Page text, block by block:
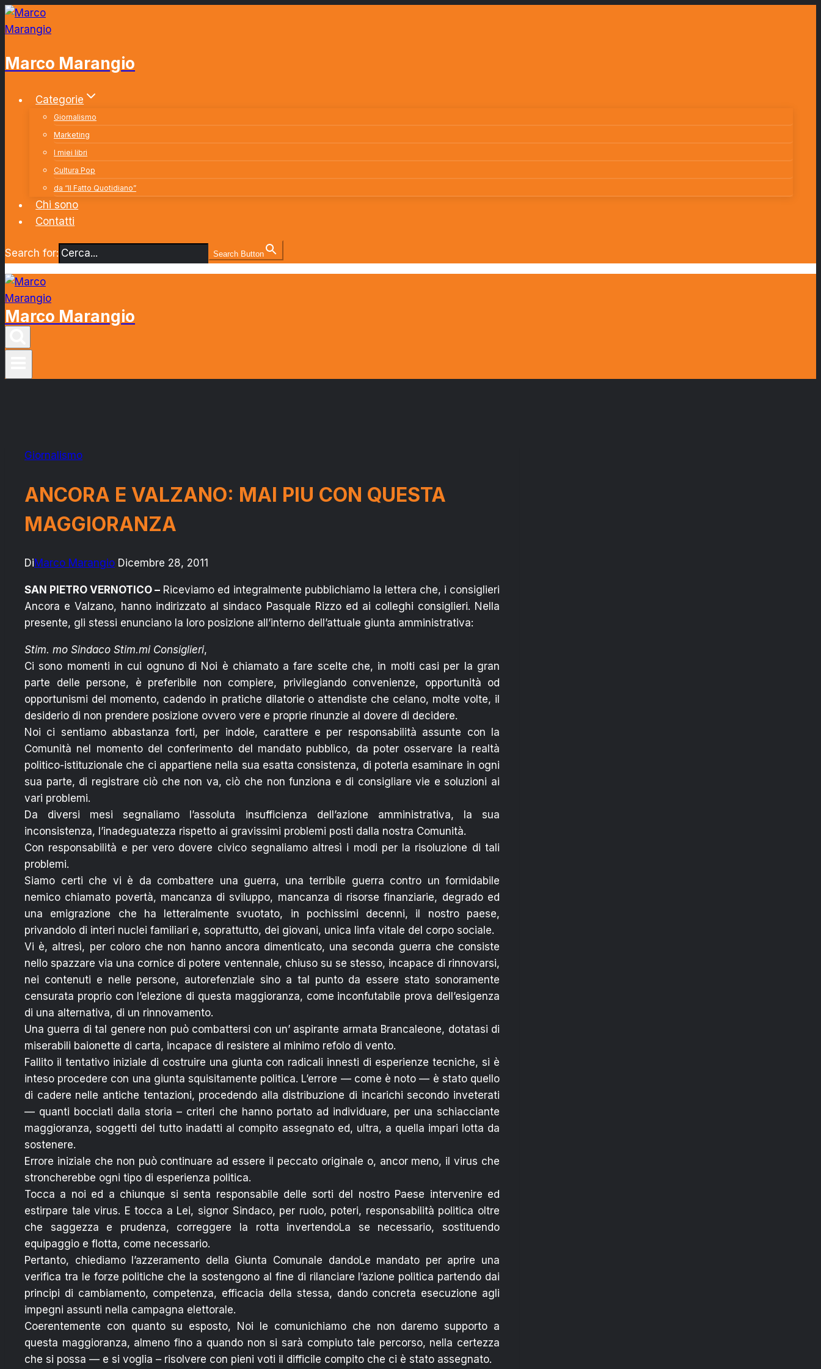
Salta
al
Marco Marangio
Categorie
Giornalismo
Marketing
I miei libri
Cultura Pop
da “Il Fatto Quotidiano”
Chi sono
Contatti
Search for: Search Button
Marco Marangio
Giornalismo
ANCORA E VALZANO: MAI PIU CON QUESTA
MAGGIORANZA
DiMarco Marangio Dicembre 28, 2011
SAN PIETRO VERNOTICO – Riceviamo ed integralmente pubblichiamo la lettera che, i consiglieri
Ancora e Valzano, hanno indirizzato al sindaco Pasquale Rizzo ed ai colleghi consiglieri. Nella
presente, gli stessi enunciano la loro posizione all’interno dell’attuale giunta amministrativa:
Stim. mo Sindaco Stim.mi Consiglieri,
Ci sono momenti in cui ognuno di Noi è chiamato a fare scelte che, in molti casi per la gran
parte delle persone, è preferibile non compiere, privilegiando convenienze, opportunità od
opportunismi del momento, cadendo in pratiche dilatorie o attendiste che celano, molte volte, il
desiderio di non prendere posizione ovvero vere e proprie rinunzie al dovere di decidere.
Noi ci sentiamo abbastanza forti, per indole, carattere e per responsabilità assunte con la
Comunità nel momento del conferimento del mandato pubblico, da poter osservare la realtà
politico-istituzionale che ci appartiene nella sua esatta consistenza, di poterla esaminare in ogni
sua parte, di registrare ciò che non va, ciò che non funziona e di consigliare vie e soluzioni ai
vari problemi.
Da diversi mesi segnaliamo l’assoluta insufficienza dell’azione amministrativa, la sua
inconsistenza, l’inadeguatezza rispetto ai gravissimi problemi posti dalla nostra Comunità.
Con responsabilità e per vero dovere civico segnaliamo altresì i modi per la risoluzione di tali
problemi.
Siamo certi che vi è da combattere una guerra, una terribile guerra contro un formidabile
nemico chiamato povertà, mancanza di sviluppo, mancanza di risorse finanziarie, degrado ed
una emigrazione che ha letteralmente svuotato, in pochissimi decenni, il nostro paese,
privandolo di interi nuclei familiari e, soprattutto, dei giovani, unica linfa vitale del corpo sociale.
Vi è, altresì, per coloro che non hanno ancora dimenticato, una seconda guerra che consiste
nello spazzare via una cornice di potere ventennale, chiuso su se stesso, incapace di rinnovarsi,
nei contenuti e nelle persone, autorefenziale sino a tal punto da essere stato sonoramente
censurata proprio con l’elezione di questa maggioranza, come inconfutabile prova dell’esigenza
di una alternativa, di un rinnovamento.
Una guerra di tal genere non può combattersi con un’ aspirante armata Brancaleone, dotatasi di
miserabili baionette di carta, incapace di resistere al minimo refolo di vento.
Fallito il tentativo iniziale di costruire una giunta con radicali innesti di esperienze tecniche, si è
inteso procedere con una giunta squisitamente politica. L’errore — come è noto — è stato quello
di cadere nelle antiche tentazioni, procedendo alla distribuzione di incarichi secondo inveterati
— quanti bocciati dalla storia – criteri che hanno portato ad individuare, per una schiacciante
maggioranza, soggetti del tutto inadatti al compito assegnato ed, ultra, a quella impari lotta da
sostenere.
Errore iniziale che non può continuare ad essere il peccato originale o, ancor meno, il virus che
stroncherebbe ogni tipo di esperienza politica.
Tocca a noi ed a chiunque si senta responsabile delle sorti del nostro Paese intervenire ed
estirpare tale virus. E tocca a Lei, signor Sindaco, per ruolo, poteri, responsabilità politica oltre
che saggezza e prudenza, correggere la rotta invertendoLa se necessario, sostituendo
equipaggio e flotta, come necessario.
Pertanto, chiediamo l’azzeramento della Giunta Comunale dandoLe mandato per aprire una
verifica tra le forze politiche che la sostengono al fine di rilanciare l’azione politica partendo dai
principi di cambiamento, competenza, efficacia della stessa, dando concreta esecuzione agli
impegni assunti nella campagna elettorale.
Coerentemente con quanto su esposto, Noi le comunichiamo che non daremo supporto a
questa maggioranza, almeno fino a quando non si sarà compiuto tale percorso, nella certezza
che si possa — e si voglia – risolvere con pieni voti il difficile compito che ci è stato assegnato.